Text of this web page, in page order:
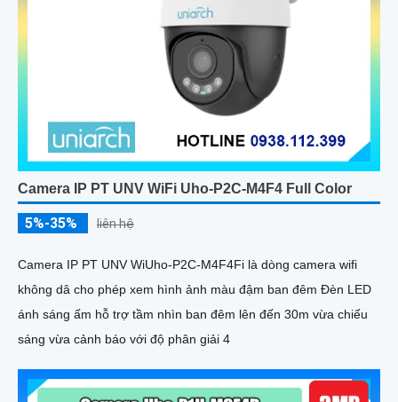
Camera IP PT UNV WiFi Uho-P2C-M4F4 Full Color
5%-35% liên hệ
Camera IP PT UNV WiUho-P2C-M4F4Fi là dòng camera wifi
không dâ cho phép xem hình ảnh màu đậm ban đêm Đèn LED
ánh sáng ấm hỗ trợ tầm nhìn ban đêm lên đến 30m vừa chiếu
sáng vừa cảnh báo với độ phân giải 4